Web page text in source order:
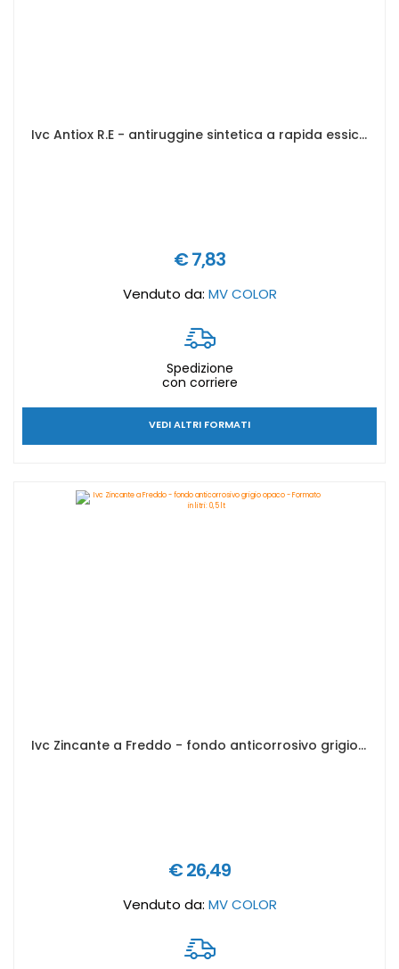
Ivc Antiox R.E - antiruggine sintetica a rapida essiccazione ad alto potere anticorrosivo - Formato in litri: 0,5 lt, Colore antiruggine: Grigio
€ 7,83
Venduto da: MV COLOR
Spedizione
con corriere
VEDI ALTRI FORMATI
Ivc Zincante a Freddo - fondo anticorrosivo grigio opaco - Formato in litri: 0,5 lt
€ 26,49
Venduto da: MV COLOR